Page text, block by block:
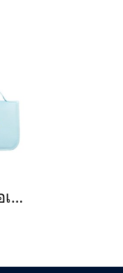
BAG-A-10 กระเป๋าอเนกประสงค์